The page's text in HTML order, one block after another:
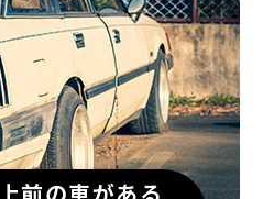
前の車がある